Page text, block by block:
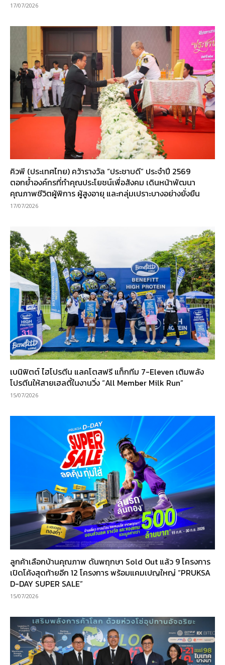
17/07/2026
คิวพี (ประเทศไทย) คว้ารางวัล “ประชาบดี” ประจำปี 2569
ตอกย้ำองค์กรที่ทำคุณประโยชน์เพื่อสังคม เดินหน้าพัฒนา
คุณภาพชีวิตผู้พิการ ผู้สูงอายุ และกลุ่มเปราะบางอย่างยั่งยืน
17/07/2026
เบนิฟิตต์ ไฮโปรตีน แลคโตสฟรี แท็กทีม 7-Eleven เติมพลัง
โปรตีนให้สายเฮลตี้ในงานวิ่ง “All Member Milk Run”
15/07/2026
ลูกค้าเลือกบ้านคุณภาพ ดันพฤกษา Sold Out แล้ว 9 โครงการ
เปิดโค้งสุดท้ายอีก 12 โครงการ พร้อมแคมเปญใหญ่ “PRUKSA
D-DAY SUPER SALE”
15/07/2026